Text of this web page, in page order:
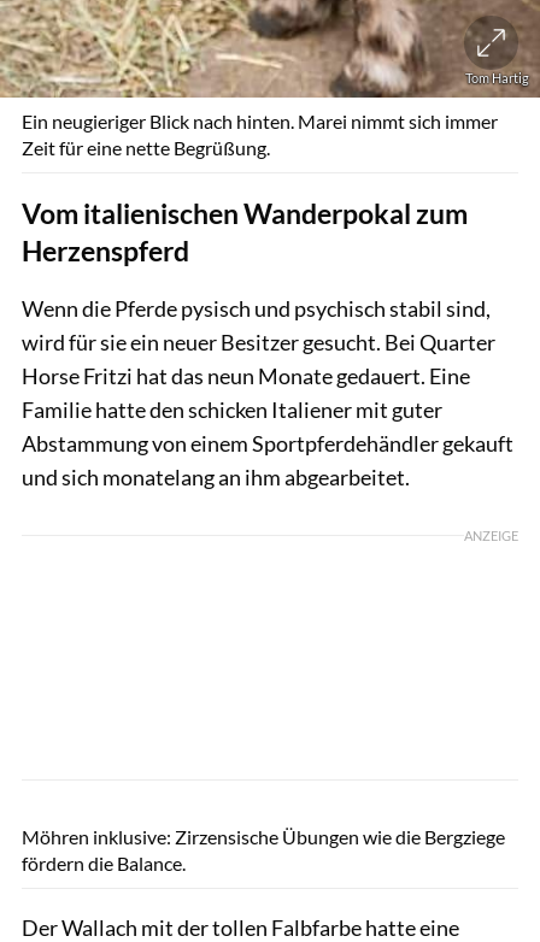
Tom Hartig
Ein neugieriger Blick nach hinten. Marei nimmt sich immer
Zeit für eine nette Begrüßung.
Vom italienischen Wanderpokal zum
Herzenspferd
Wenn die Pferde pysisch und psychisch stabil sind,
wird für sie ein neuer Besitzer gesucht. Bei Quarter
Horse Fritzi hat das neun Monate gedauert. Eine
Familie hatte den schicken Italiener mit guter
Abstammung von einem Sportpferdehändler gekauft
und sich monatelang an ihm abgearbeitet.
ANZEIGE
Möhren inklusive: Zirzensische Übungen wie die Bergziege
fördern die Balance.
Der Wallach mit der tollen Falbfarbe hatte eine